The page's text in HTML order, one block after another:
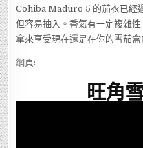
Cohiba Maduro 5 的茄衣已經
但容易抽入。香氣有一定複雜
拿來享受現在還是在你的雪茄盒
網頁:
旺角